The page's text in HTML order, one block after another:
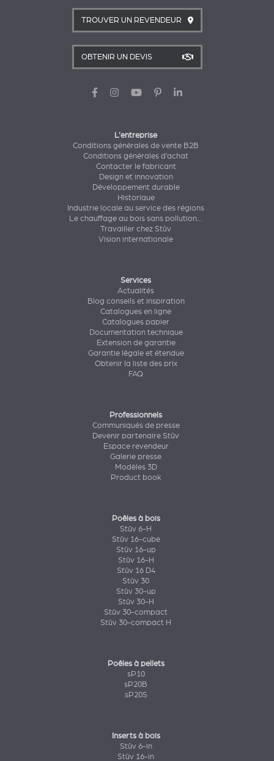
TROUVER UN REVENDEUR
OBTENIR UN DEVIS
L'entreprise
Conditions générales de vente B2B
Conditions générales d’achat
Contacter le fabricant
Design et innovation
Développement durable
Historique
Industrie locale au service des régions
Le chauffage au bois sans pollution...
Travailler chez Stûv
Vision internationale
Services
Actualités
Blog conseils et inspiration
Catalogues en ligne
Catalogues papier
Documentation technique
Extension de garantie
Garantie légale et étendue
Obtenir la liste des prix
FAQ
Professionnels
Communiqués de presse
Devenir partenaire Stûv
Espace revendeur
Galerie presse
Modèles 3D
Product book
Poêles à bois
Stûv 6-H
Stûv 16-cube
Stûv 16-up
Stûv 16-H
Stûv 16 D4
Stûv 30
Stûv 30-up
Stûv 30-H
Stûv 30-compact
Stûv 30-compact H
Poêles à pellets
sP10
sP20B
sP20S
Inserts à bois
Stûv 6-in
Stûv 16-in